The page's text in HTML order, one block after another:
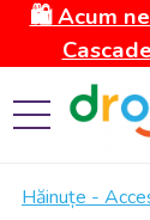
🛍️ Acum
Hăinuțe -